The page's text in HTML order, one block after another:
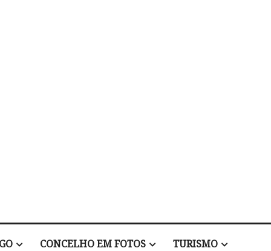
CONCELHO EM FOTOS TURISMO